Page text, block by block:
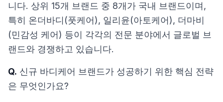
니다. 상위 15개 브랜드 중 8개가 국내 브랜드이며,
특히 온더바디(풋케어), 일리윤(아토케어), 더마비
(민감성 케어) 등이 각각의 전문 분야에서 글로벌 브
랜드와 경쟁하고 있습니다.
Q. 신규 바디케어 브랜드가 성공하기 위한 핵심 전략
은 무엇인가요?